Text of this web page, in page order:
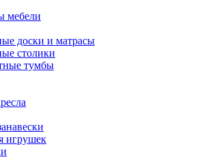
мебели
доски и матрасы
столики
тумбы
игрушек